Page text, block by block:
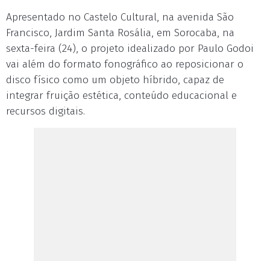
Apresentado no Castelo Cultural, na avenida São
Francisco, Jardim Santa Rosália, em Sorocaba, na
sexta-feira (24), o projeto idealizado por Paulo Godoi
vai além do formato fonográfico ao reposicionar o
disco físico como um objeto híbrido, capaz de
integrar fruição estética, conteúdo educacional e
recursos digitais.